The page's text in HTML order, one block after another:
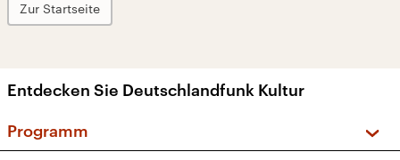
Zur Startseite
Entdecken Sie Deutschlandfunk Kultur
Programm